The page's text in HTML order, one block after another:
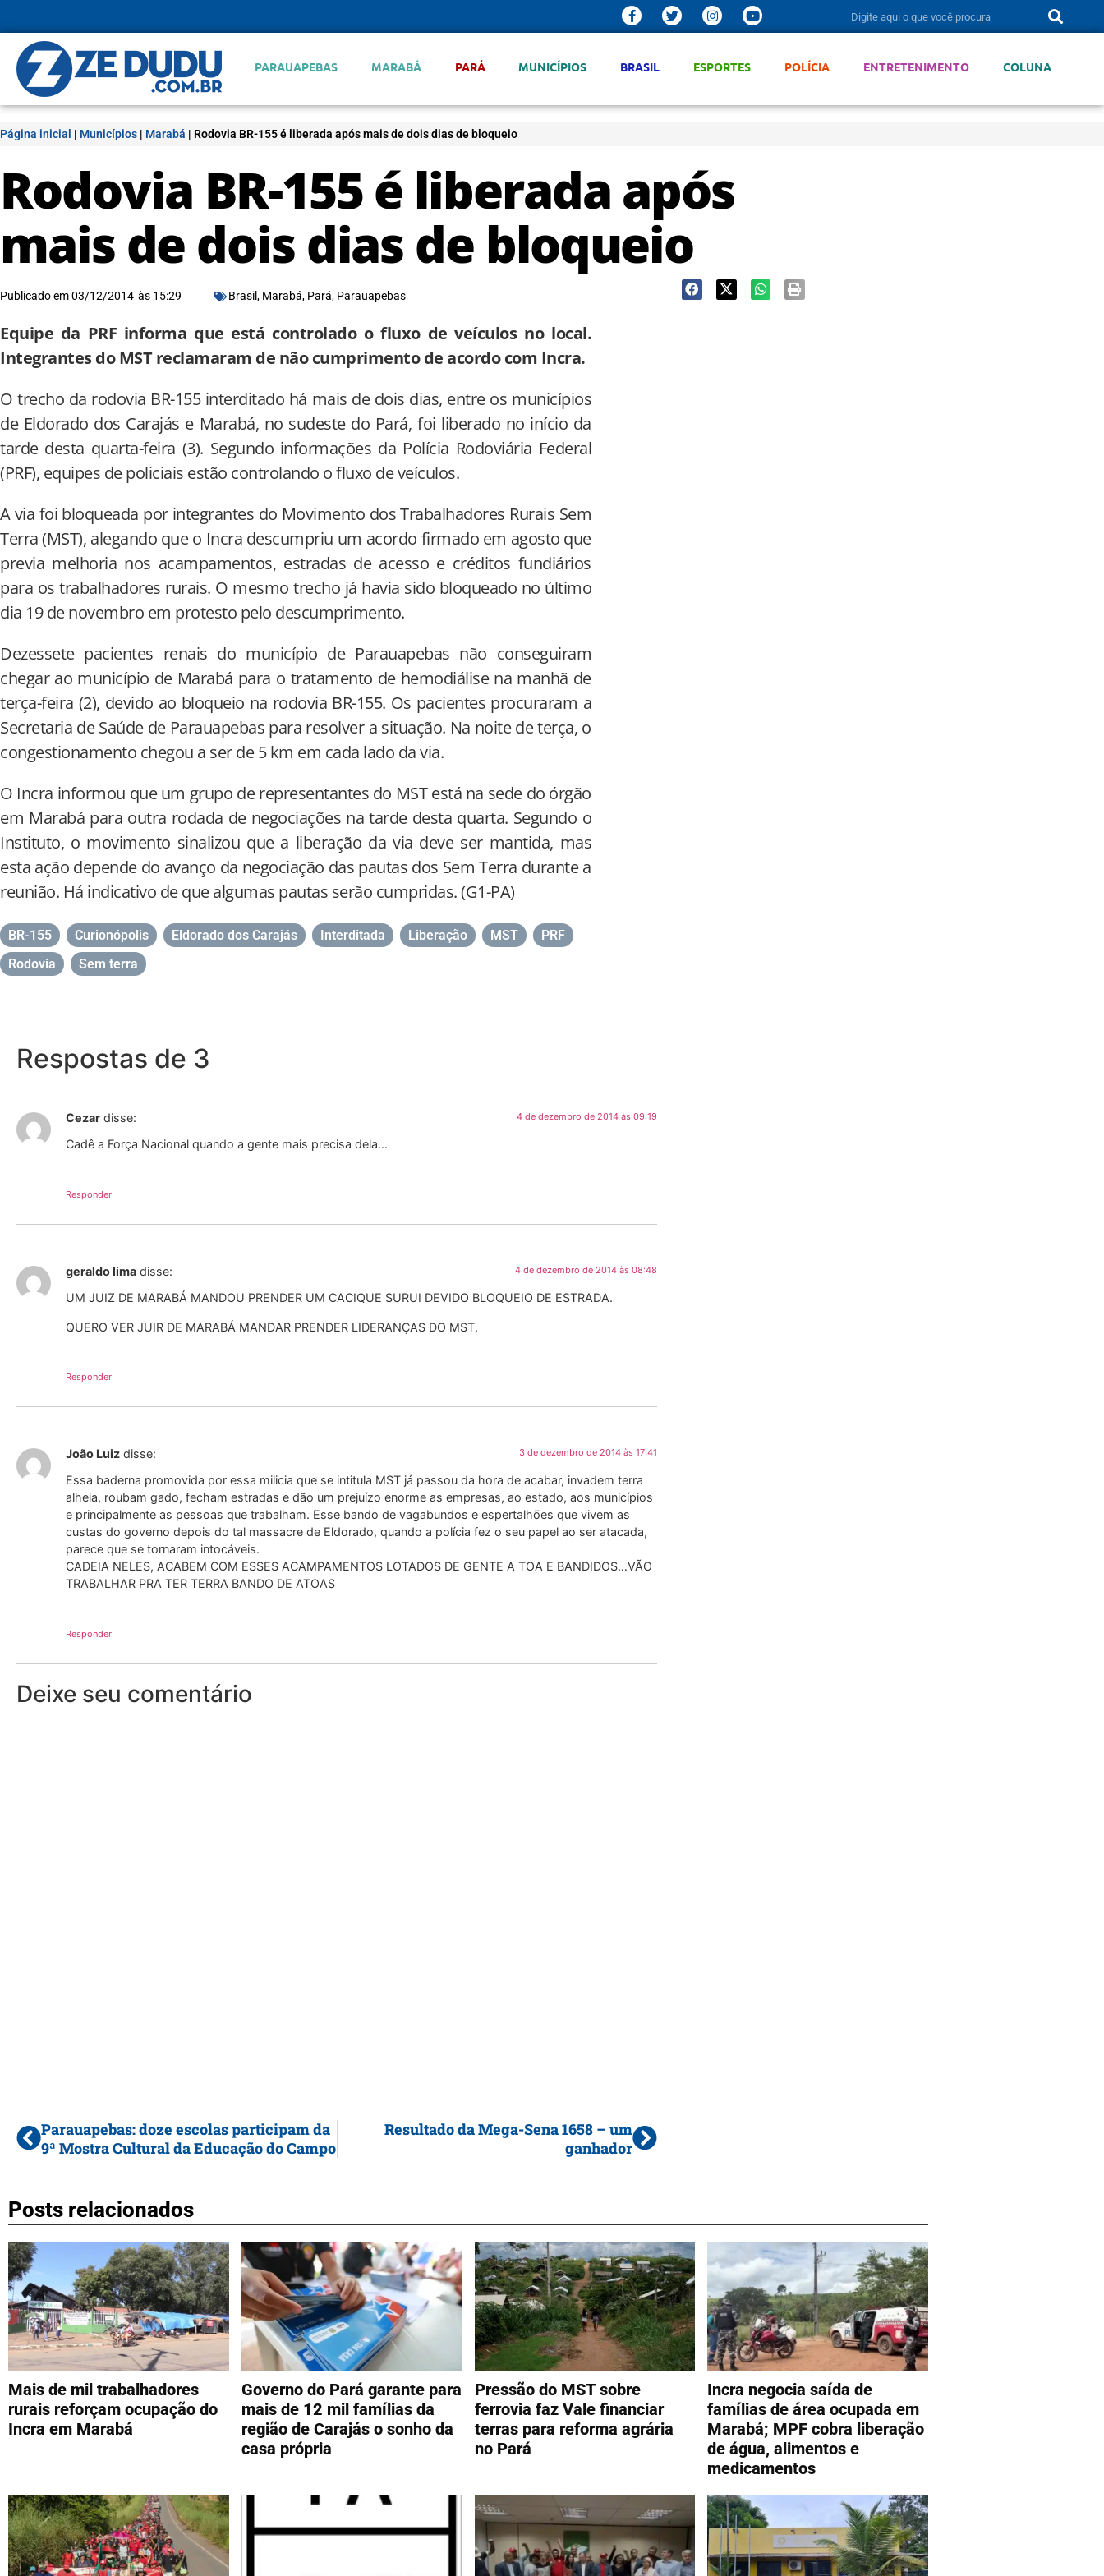
PARAUAPEBAS MARABÁ PARÁ MUNICÍPIOS BRASIL ESPORTES POLÍCIA ENTRETENIMENTO COLUNA
Página inicial | Municípios | Marabá | Rodovia BR-155 é liberada após mais de dois dias de bloqueio
Rodovia BR-155 é liberada após
mais de dois dias de bloqueio
Publicado em03/12/2014 às 15:29 Brasil, Marabá, Pará, Parauapebas
Equipe da PRF informa que está controlado o fluxo de veículos no local.
Integrantes do MST reclamaram de não cumprimento de acordo com Incra.
O trecho da rodovia BR-155 interditado há mais de dois dias, entre os municípios
de Eldorado dos Carajás e Marabá, no sudeste do Pará, foi liberado no início da
tarde desta quarta-feira (3). Segundo informações da Polícia Rodoviária Federal
(PRF), equipes de policiais estão controlando o fluxo de veículos.
A via foi bloqueada por integrantes do Movimento dos Trabalhadores Rurais Sem
Terra (MST), alegando que o Incra descumpriu um acordo firmado em agosto que
previa melhoria nos acampamentos, estradas de acesso e créditos fundiários
para os trabalhadores rurais. O mesmo trecho já havia sido bloqueado no último
dia 19 de novembro em protesto pelo descumprimento.
Dezessete pacientes renais do município de Parauapebas não conseguiram
chegar ao município de Marabá para o tratamento de hemodiálise na manhã de
terça-feira (2), devido ao bloqueio na rodovia BR-155. Os pacientes procuraram a
Secretaria de Saúde de Parauapebas para resolver a situação. Na noite de terça, o
congestionamento chegou a ser de 5 km em cada lado da via.
O Incra informou que um grupo de representantes do MST está na sede do órgão
em Marabá para outra rodada de negociações na tarde desta quarta. Segundo o
Instituto, o movimento sinalizou que a liberação da via deve ser mantida, mas
esta ação depende do avanço da negociação das pautas dos Sem Terra durante a
reunião. Há indicativo de que algumas pautas serão cumpridas. (G1-PA)
BR-155 Curionópolis Eldorado dos Carajás Interditada Liberação MST PRF
Rodovia
Sem terra
Respostas de 3
Cezar disse: 4 de dezembro de 2014 às 09:19
Cadê a Força Nacional quando a gente mais precisa dela…
Responder
geraldo lima disse: 4 de dezembro de 2014 às 08:48
UM JUIZ DE MARABÁ MANDOU PRENDER UM CACIQUE SURUI DEVIDO BLOQUEIO DE ESTRADA.
QUERO VER JUIR DE MARABÁ MANDAR PRENDER LIDERANÇAS DO MST.
Responder
João Luiz disse: 3 de dezembro de 2014 às 17:41
Essa baderna promovida por essa milicia que se intitula MST já passou da hora de acabar, invadem terra
alheia, roubam gado, fecham estradas e dão um prejuízo enorme as empresas, ao estado, aos municípios
e principalmente as pessoas que trabalham. Esse bando de vagabundos e espertalhões que vivem as
custas do governo depois do tal massacre de Eldorado, quando a polícia fez o seu papel ao ser atacada,
parece que se tornaram intocáveis.
CADEIA NELES, ACABEM COM ESSES ACAMPAMENTOS LOTADOS DE GENTE A TOA E BANDIDOS…VÃO
TRABALHAR PRA TER TERRA BANDO DE ATOAS
Responder
Deixe seu comentário
Parauapebas: doze escolas participam da
9ª Mostra Cultural da Educação do Campo
Resultado da Mega-Sena 1658 – um
ganhador
Posts relacionados
Mais de mil trabalhadores
rurais reforçam ocupação do
Incra em Marabá
Governo do Pará garante para
mais de 12 mil famílias da
região de Carajás o sonho da
casa própria
Pressão do MST sobre
ferrovia faz Vale financiar
terras para reforma agrária
no Pará
Incra negocia saída de
famílias de área ocupada em
Marabá; MPF cobra liberação
de água, alimentos e
medicamentos